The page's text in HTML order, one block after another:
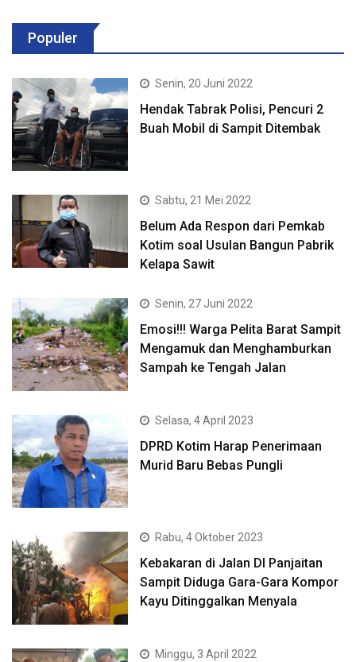
Populer
Senin, 20 Juni 2022
Hendak Tabrak Polisi, Pencuri 2
Buah Mobil di Sampit Ditembak
Sabtu, 21 Mei 2022
Belum Ada Respon dari Pemkab
Kotim soal Usulan Bangun Pabrik
Kelapa Sawit
Senin, 27 Juni 2022
Emosi!!! Warga Pelita Barat Sampit
Mengamuk dan Menghamburkan
Sampah ke Tengah Jalan
Selasa, 4 April 2023
DPRD Kotim Harap Penerimaan
Murid Baru Bebas Pungli
Rabu, 4 Oktober 2023
Kebakaran di Jalan DI Panjaitan
Sampit Diduga Gara-Gara Kompor
Kayu Ditinggalkan Menyala
Minggu, 3 April 2022